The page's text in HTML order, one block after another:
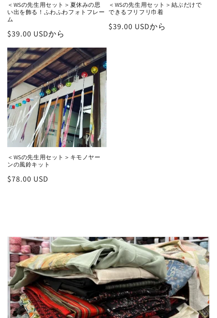
＜WSの先生用セット＞夏休みの思
い出を飾る！ふわふわフォトフレー
ム
通
価
格
$39.00 USDから
＜WSの先生用セット＞結ぶだけで
できるフリフリ巾着
通
$39.00 USDから
＜WSの先生用セット＞キモノヤー
ンの風鈴キット
通
$78.00 USD